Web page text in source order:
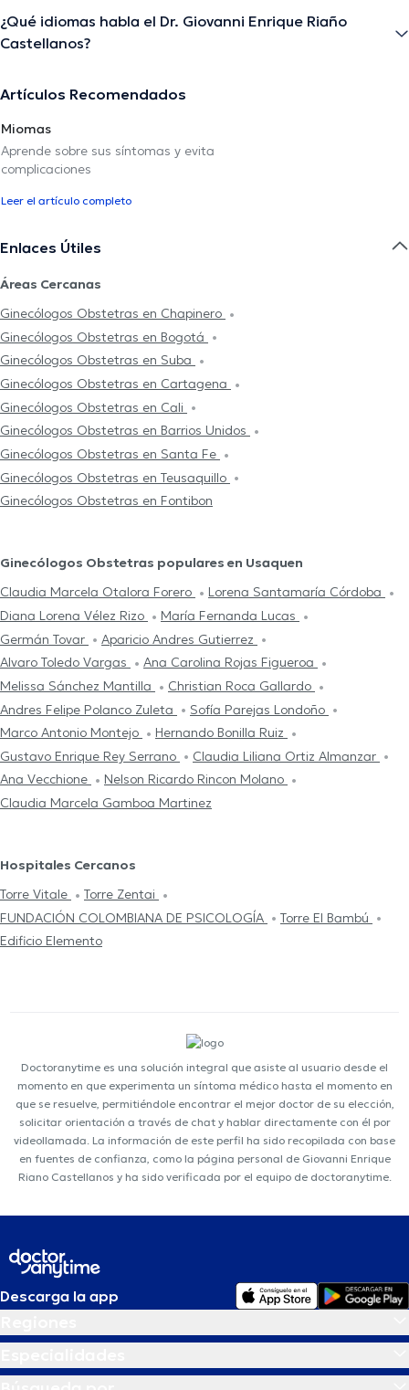
¿Qué idiomas habla el Dr. Giovanni Enrique Riaño
Castellanos?
Artículos Recomendados
Miomas
Aprende sobre sus síntomas y evita
complicaciones
Leer el artículo completo
Enlaces Útiles
Áreas Cercanas
Ginecólogos Obstetras en Chapinero
Ginecólogos Obstetras en Bogotá
Ginecólogos Obstetras en Suba
Ginecólogos Obstetras en Cartagena
Ginecólogos Obstetras en Cali
Ginecólogos Obstetras en Barrios Unidos
Ginecólogos Obstetras en Santa Fe
Ginecólogos Obstetras en Teusaquillo
Ginecólogos Obstetras en Fontibon
Ginecólogos Obstetras populares en Usaquen
Claudia Marcela Otalora Forero
Lorena Santamaría Córdoba
Diana Lorena Vélez Rizo
María Fernanda Lucas
Germán Tovar
Aparicio Andres Gutierrez
Alvaro Toledo Vargas
Ana Carolina Rojas Figueroa
Melissa Sánchez Mantilla
Christian Roca Gallardo
Andres Felipe Polanco Zuleta
Sofía Parejas Londoño
Marco Antonio Montejo
Hernando Bonilla Ruiz
Gustavo Enrique Rey Serrano
Claudia Liliana Ortiz Almanzar
Ana Vecchione
Nelson Ricardo Rincon Molano
Claudia Marcela Gamboa Martinez
Hospitales Cercanos
Torre Vitale
Torre Zentai
FUNDACIÓN COLOMBIANA DE PSICOLOGÍA
Torre El Bambú
Edificio Elemento
Doctoranytime es una solución integral que asiste al usuario desde el
momento en que experimenta un síntoma médico hasta el momento en
que se resuelve, permitiéndole encontrar el mejor doctor de su elección,
solicitar orientación a través de chat y hablar directamente con él por
videollamada. La información de este perfil ha sido recopilada con base
en fuentes de confianza, como la página personal de Giovanni Enrique
Riano Castellanos y ha sido verificada por el equipo de doctoranytime.
Descarga la app